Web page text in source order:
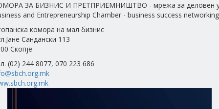
ЗА БИЗНИС И ПРЕТПРИЕМНИШТВО - мрежа за деловен
and Entrepreneurship Chamber - business success networking
комора на мал бизнис
Сандански 113
Скопје
(02) 244 8077, 070 223 686